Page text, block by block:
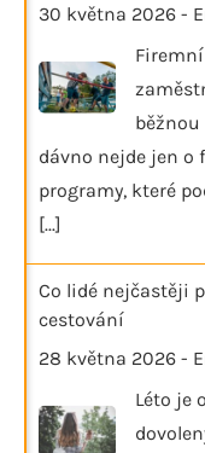
30 května 2026 -
dávno nejde jen o
programy, které
[...]
Co lidé nejčastěji
cestování
28 května 2026 -
Léto je